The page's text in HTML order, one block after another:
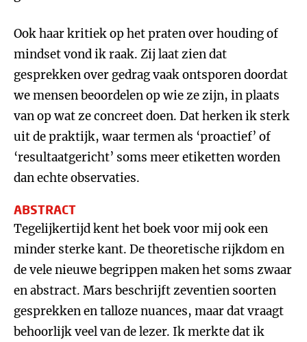
Ook haar kritiek op het praten over houding of
mindset vond ik raak. Zij laat zien dat
gesprekken over gedrag vaak ontsporen doordat
we mensen beoordelen op wie ze zijn, in plaats
van op wat ze concreet doen. Dat herken ik sterk
uit de praktijk, waar termen als ‘proactief’ of
‘resultaatgericht’ soms meer etiketten worden
dan echte observaties.
ABSTRACT
Tegelijkertijd kent het boek voor mij ook een
minder sterke kant. De theoretische rijkdom en
de vele nieuwe begrippen maken het soms zwaar
en abstract. Mars beschrijft zeventien soorten
gesprekken en talloze nuances, maar dat vraagt
behoorlijk veel van de lezer. Ik merkte dat ik